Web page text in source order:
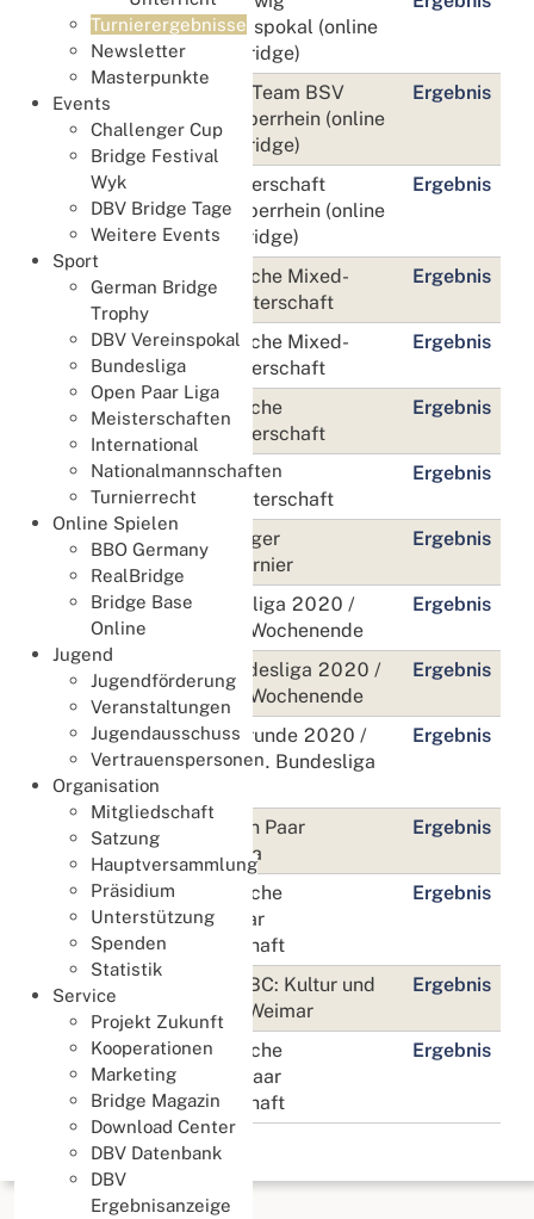
Turnierergebnisse
Newsletter
Masterpunkte
Events
Challenger Cup
Bridge Festival
Wyk
DBV Bridge Tage
Weitere Events
Sport
German Bridge
Trophy
DBV Vereinspokal
Bundesliga
Open Paar Liga
Meisterschaften
International
Nationalmannschaften
Turnierrecht
Online Spielen
BBO Germany
RealBridge
Bridge Base
Online
Jugend
Jugendförderung
Veranstaltungen
Jugendausschuss
Vertrauenspersonen
Organisation
Mitgliedschaft
Satzung
Hauptversammlung
Präsidium
Unterstützung
Spenden
Statistik
Service
Projekt Zukunft
Kooperationen
Marketing
Bridge Magazin
Download Center
DBV Datenbank
DBV
Ergebnisanzeige
Gedächtnispokal (online
bei RealBridge)
6. März
8. Offene Team BSV
Neckar-Oberrhein (online
bei RealBridge)
Ergebnis
27. März
Paarmeisterschaft
Neckar-Oberrhein (online
bei Realbridge)
Ergebnis
14./15.
August
14. Deutsche Mixed-
Teammeisterschaft
Ergebnis
16./17.
August
60. Deutsche Mixed-
Paarmeisterschaft
Ergebnis
18./19.
August
77. Deutsche
Paarmeisterschaft
Ergebnis
20./22.
August
73. Deutsche
Teammeisterschaft
Ergebnis
19.
September
7. Überlinger
Kneipenturnier
Ergebnis
2./3.
Oktober
3. Bundesliga 2020 /
2021 - 3. Wochenende
Ergebnis
9./10.
Oktober
1./2. Bundesliga 2020 /
2021 - 3. Wochenende
Ergebnis
9./10.
Oktober
Aufstiegsrunde 2020 /
2021 zur 3. Bundesliga
Ergebnis
16./17.
Oktober
1.-3. Open Paar
Bundesliga
Ergebnis
13./14.
November
64. Deutsche
Damenpaar
Meisterschaft
Ergebnis
19.-21.
November
Dresdner BC: Kultur und
Bridge in Weimar
Ergebnis
20./21.
November
37. Deutsche
Seniorenpaar
Meisterschaft
Ergebnis